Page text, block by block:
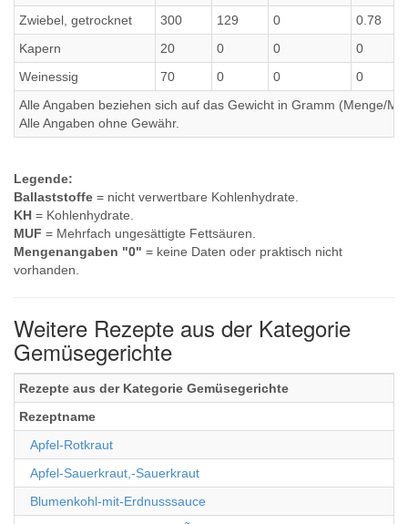
Zwiebel, getrocknet
300 129 0
0.78
Kapern
20 0 0
0
Weinessig
70 0 0
0
Alle Angaben beziehen sich auf das Gewicht in Gramm (Menge/
Alle Angaben ohne Gewähr.
Legende:
Ballaststoffe = nicht verwertbare Kohlenhydrate.
KH = Kohlenhydrate.
MUF = Mehrfach ungesättigte Fettsäuren.
Mengenangaben "0" = keine Daten oder praktisch nicht
vorhanden.
Weitere Rezepte aus der Kategorie
Gemüsegerichte
Rezepte aus der Kategorie Gemüsegerichte
Rezeptname
Apfel-Rotkraut
Apfel-Sauerkraut,-Sauerkraut
Blumenkohl-mit-Erdnusssauce